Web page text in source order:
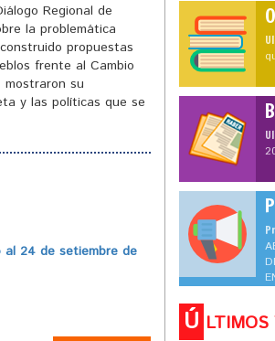
Regional de
la problemática
propuestas
frente al Cambio
mostraron su
y las políticas que se
al 24 de setiembre de
Ú